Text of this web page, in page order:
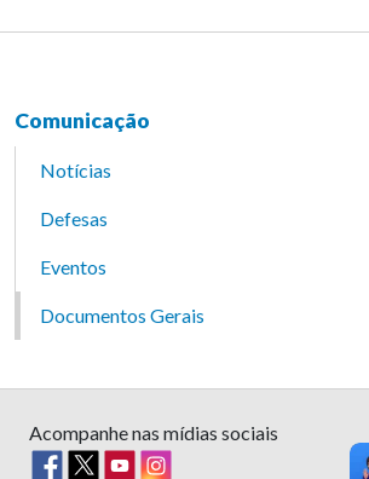
Comunicação
Notícias
Defesas
Eventos
Documentos Gerais
Acompanhe nas mídias sociais